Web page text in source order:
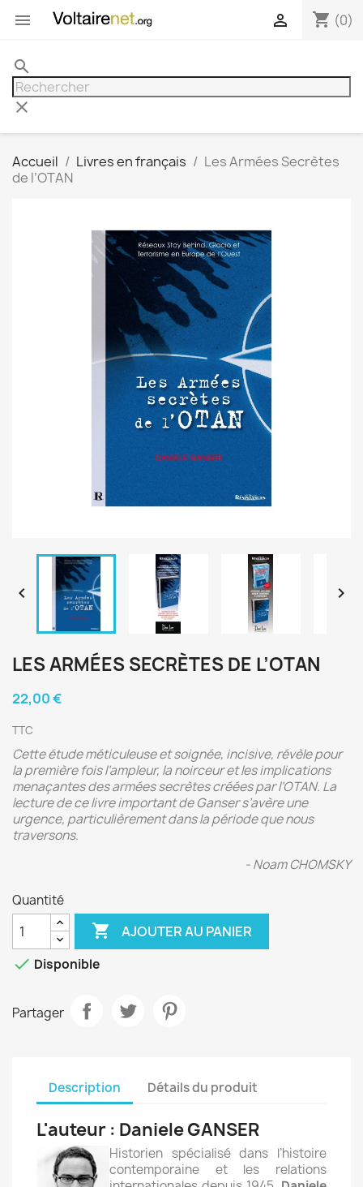
 shopping_cart (0)

search
clear
Accueil Livres en français
Les Armées Secrètes
de l’OTAN
 
LES ARMÉES SECRÈTES DE L’OTAN
22,00 €
TTC
Cette étude méticuleuse et soignée, incisive, révèle pour
la première fois l’ampleur, la noirceur et les implications
menaçantes des armées secrètes créées par l’OTAN. La
lecture de ce livre important de Ganser s’avère une
urgence, particulièrement dans la période que nous
traversons.
- Noam CHOMSKY
Quantité
 AJOUTER AU PANIER
 Disponible
Partager
Description Détails du produit
L'auteur : Daniele GANSER
Historien spécialisé dans l’histoire
contemporaine et les relations